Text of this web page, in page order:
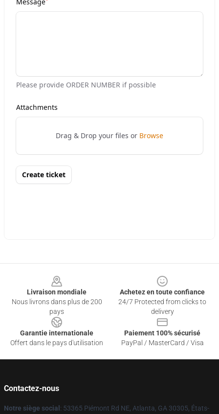
Livraison mondiale
Nous livrons dans plus de 200
pays
Achetez en toute confiance
24/7 Protected from clicks to
delivery
Garantie internationale
Offert dans le pays d'utilisation
Paiement 100% sécurisé
PayPal / MasterCard / Visa
Contactez-nous
Notre siège social : 53365 Piémont Rd NE, Atlanta, GA 30305, États-